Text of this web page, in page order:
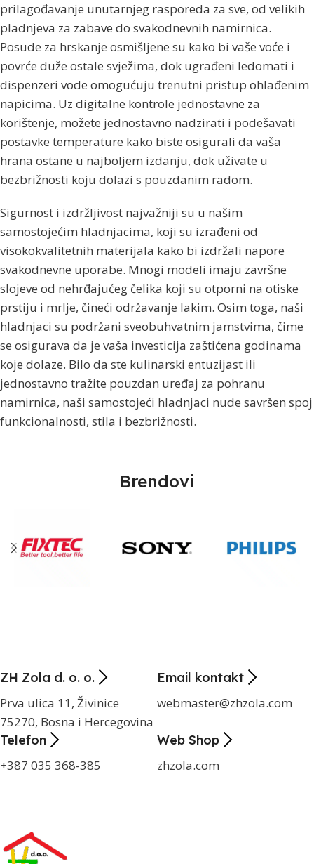
prilagođavanje unutarnjeg rasporeda za sve, od velikih
pladnjeva za zabave do svakodnevnih namirnica.
Posude za hrskanje osmišljene su kako bi vaše voće i
povrće duže ostale svježima, dok ugrađeni ledomati i
dispenzeri vode omogućuju trenutni pristup ohlađenim
napicima. Uz digitalne kontrole jednostavne za
korištenje, možete jednostavno nadzirati i podešavati
postavke temperature kako biste osigurali da vaša
hrana ostane u najboljem izdanju, dok uživate u
bezbrižnosti koju dolazi s pouzdanim radom.
Sigurnost i izdržljivost najvažniji su u našim
samostojećim hladnjacima, koji su izrađeni od
visokokvalitetnih materijala kako bi izdržali napore
svakodnevne uporabe. Mnogi modeli imaju završne
slojeve od nehrđajućeg čelika koji su otporni na otiske
prstiju i mrlje, čineći održavanje lakim. Osim toga, naši
hladnjaci su podržani sveobuhvatnim jamstvima, čime
se osigurava da je vaša investicija zaštićena godinama
koje dolaze. Bilo da ste kulinarski entuzijast ili
jednostavno tražite pouzdan uređaj za pohranu
namirnica, naši samostojeći hladnjaci nude savršen spoj
funkcionalnosti, stila i bezbrižnosti.
Brendovi
ZH Zola d. o. o.
Prva ulica 11, Živinice
75270, Bosna i Hercegovina
Email kontakt
webmaster@zhzola.com
Telefon
+387 035 368-385
Web Shop
zhzola.com